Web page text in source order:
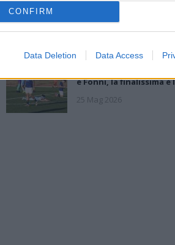
CONFIRM
Data Deletion Data Access
l'ennesima impresa dei
e Fonni, la finalissima è
25 Mag 2026